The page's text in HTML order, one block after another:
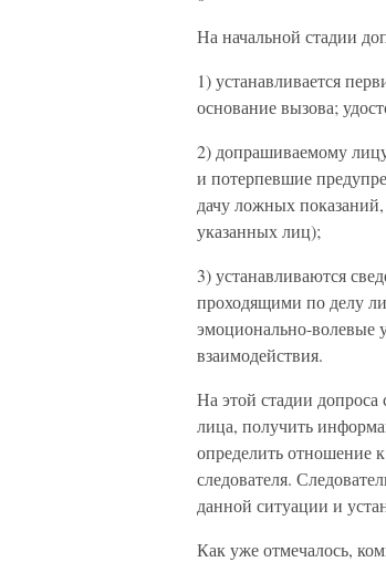
На начальной стадии
1) устанавливается
основание вызова;
2) допрашиваемому
и потерпевшие
дачу ложных
указанных лиц);
3) устанавливаются
проходящими по делу
эмоционально-волевые
взаимодействия.
На этой стадии допроса
лица, получить
определить отношение
следователя.
данной ситуации и
Как уже отмечалось,